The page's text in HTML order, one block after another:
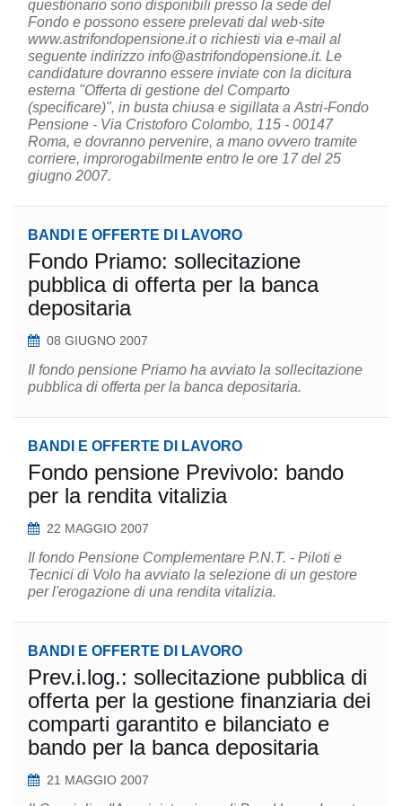
questionario sono disponibili presso la sede del
Fondo e possono essere prelevati dal web-site
www.astrifondopensione.it o richiesti via e-mail al
seguente indirizzo info@astrifondopensione.it. Le
candidature dovranno essere inviate con la dicitura
esterna "Offerta di gestione del Comparto
(specificare)", in busta chiusa e sigillata a Astri-Fondo
Pensione - Via Cristoforo Colombo, 115 - 00147
Roma, e dovranno pervenire, a mano ovvero tramite
corriere, improrogabilmente entro le ore 17 del 25
giugno 2007.
BANDI E OFFERTE DI LAVORO
Fondo Priamo: sollecitazione
pubblica di offerta per la banca
depositaria
08 GIUGNO 2007
Il fondo pensione Priamo ha avviato la sollecitazione
pubblica di offerta per la banca depositaria.
BANDI E OFFERTE DI LAVORO
Fondo pensione Previvolo: bando
per la rendita vitalizia
22 MAGGIO 2007
Il fondo Pensione Complementare P.N.T. - Piloti e
Tecnici di Volo ha avviato la selezione di un gestore
per l'erogazione di una rendita vitalizia.
BANDI E OFFERTE DI LAVORO
Prev.i.log.: sollecitazione pubblica di
offerta per la gestione finanziaria dei
comparti garantito e bilanciato e
bando per la banca depositaria
21 MAGGIO 2007